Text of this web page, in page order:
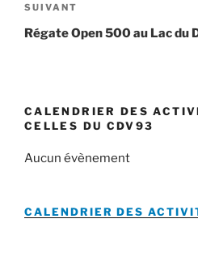
Article
suivant
SUIVANT
Régate Open 500 au Lac du
CALENDRIER DES
CELLES DU CDV93
Aucun évènement
CALENDRIER DES